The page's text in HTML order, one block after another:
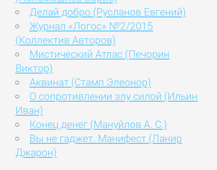
Делай добро (Русланов Евгений)
Журнал «Логос» №2/2015
(Коллектив Авторов)
Мистический Атлас (Печорин
Виктор)
Аквинат (Стамп Элеонор)
О сопротивлении злу силой (Ильин
Иван)
Конец денег (Мануйлов А. С.)
Вы не гаджет. Манифест (Ланир
Джарон)